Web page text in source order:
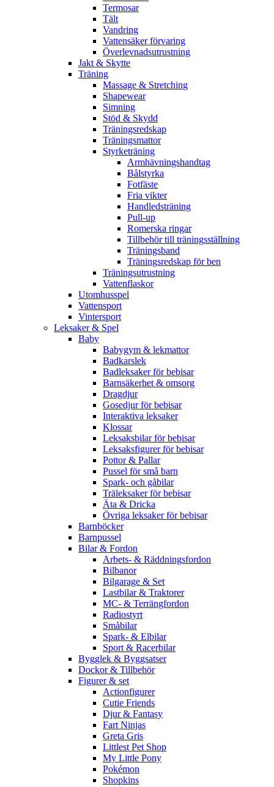
Termosar
Tält
Vandring
Vattensäker förvaring
Överlevnadsutrustning
Jakt & Skytte
Träning
Massage & Stretching
Shapewear
Simning
Stöd & Skydd
Träningsredskap
Träningsmattor
Styrketräning
Armhävningshandtag
Bålstyrka
Fotfäste
Fria vikter
Handledsträning
Pull-up
Romerska ringar
Tillbehör till träningsställning
Träningsband
Träningsredskap för ben
Träningsutrustning
Vattenflaskor
Utomhusspel
Vattensport
Vintersport
Leksaker & Spel
Baby
Babygym & lekmattor
Badkarslek
Badleksaker för bebisar
Barnsäkerhet & omsorg
Dragdjur
Gosedjur för bebisar
Interaktiva leksaker
Klossar
Leksaksbilar för bebisar
Leksaksfigurer för bebisar
Pottor & Pallar
Pussel för små barn
Spark- och gåbilar
Träleksaker för bebisar
Äta & Dricka
Övriga leksaker för bebisar
Barnböcker
Barnpussel
Bilar & Fordon
Arbets- & Räddningsfordon
Bilbanor
Bilgarage & Set
Lastbilar & Traktorer
MC- & Terrängfordon
Radiostyrt
Småbilar
Spark- & Elbilar
Sport & Racerbilar
Bygglek & Byggsatser
Dockor & Tillbehör
Figurer & set
Actionfigurer
Cutie Friends
Djur & Fantasy
Fart Ninjas
Greta Gris
Littlest Pet Shop
My Little Pony
Pokémon
Shopkins